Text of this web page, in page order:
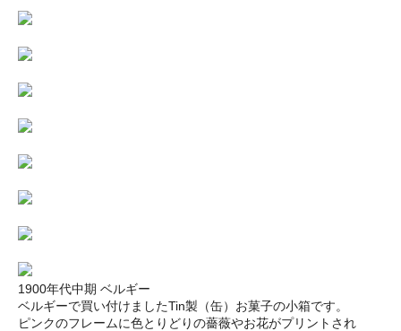
1900年代中期 ベルギー
ベルギーで買い付けましたTin製（缶）お菓子の小箱です。
ピンクのフレームに色とりどりの薔薇やお花がプリントされ